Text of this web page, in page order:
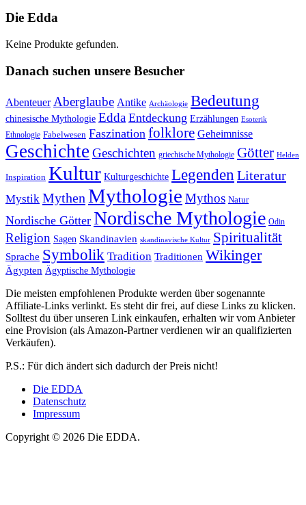
Die Edda
Keine Produkte gefunden.
Danach suchen unsere Besucher
Abenteuer Aberglaube Antike Archäologie Bedeutung
chinesische Mythologie Edda Entdeckung Erzählungen Esoterik
Ethnologie Fabelwesen Faszination folklore Geheimnisse
Geschichte Geschichten griechische Mythologie Götter Helden
Inspiration Kultur Kulturgeschichte Legenden Literatur
Mystik Mythen Mythologie Mythos Natur
Nordische Götter Nordische Mythologie Odin
Religion Sagen Skandinavien skandinavische Kultur Spiritualität
Sprache Symbolik Tradition Traditionen Wikinger
Ägypten Ägyptische Mythologie
Die meisten empfohlenen Produkte werden über sogenannte
Affiliate-Links verlinkt. Es steht dir frei, auf diese Links zu klicken.
Solltest du über unseren Link einkaufen, erhalten wir vom Anbieter
eine Provision (als Amazon-Partner verdienen wir an qualifizierten
Verkäufen).
P.S.: Für dich ändert sich dadurch der Preis nicht!
Die EDDA
Datenschutz
Impressum
Copyright © 2026 Die EDDA.